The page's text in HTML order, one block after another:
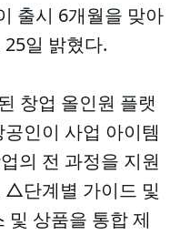
출시 6개월을 맞아
일 밝혔다.
창업 올인원 플랫
인이 사업 아이템
의 전 과정을 지원
단계별 가이드 및
상품을 통합 제